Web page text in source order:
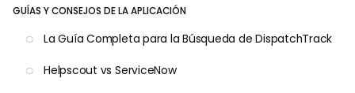
GUÍAS Y CONSEJOS DE LA APLICACIÓN
La Guía Completa para la Búsqueda de DispatchTrack
Helpscout vs ServiceNow